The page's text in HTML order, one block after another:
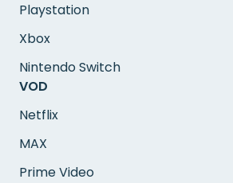
Playstation
Xbox
Nintendo Switch
VOD
Netflix
MAX
Prime Video